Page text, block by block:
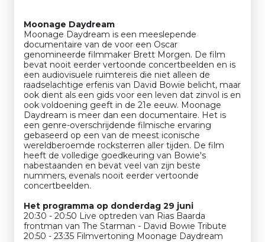
Moonage Daydream
Moonage Daydream is een meeslepende
documentaire van de voor een Oscar
genomineerde filmmaker Brett Morgen. De film
bevat nooit eerder vertoonde concertbeelden en is
een audiovisuele ruimtereis die niet alleen de
raadselachtige erfenis van David Bowie belicht, maar
ook dient als een gids voor een leven dat zinvol is en
ook voldoening geeft in de 21e eeuw. Moonage
Daydream is meer dan een documentaire. Het is
een genre-overschrijdende filmische ervaring
gebaseerd op een van de meest iconische
wereldberoemde rocksterren aller tijden. De film
heeft de volledige goedkeuring van Bowie's
nabestaanden en bevat veel van zijn beste
nummers, evenals nooit eerder vertoonde
concertbeelden.
Het programma op donderdag 29 juni
20:30 - 20:50 Live optreden van Rias Baarda
frontman van The Starman - David Bowie Tribute
20:50 - 23:35 Filmvertoning Moonage Daydream